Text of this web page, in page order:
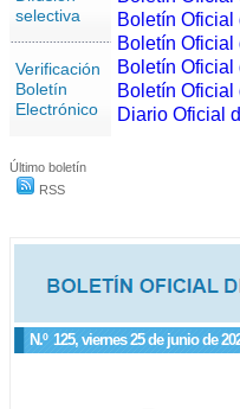
selectiva
Verificación
Boletín
Electrónico
Último boletín
RSS
N.º 125, viernes 25 de junio de
Boletín Oficial
Boletín Oficial
Boletín Oficial
Boletín Oficial
Diario Oficial